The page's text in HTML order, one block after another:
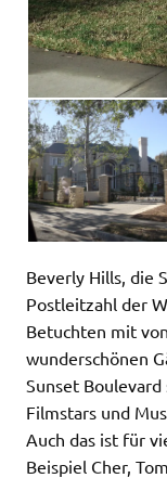
Beverly Hills, die
Postleitzahl der
Betuchten mit
wunderschönen
Sunset
Filmstars und
Auch das ist für
Beispiel Cher,